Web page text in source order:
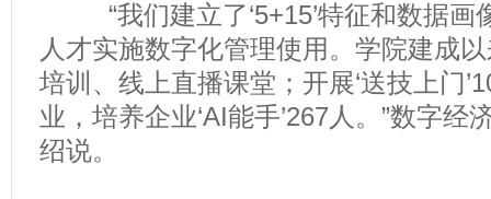
“我们建立了‘5+15’特征和数据画
人才实施数字化管理使用。学院建成
培训、线上直播课堂；开展‘送技上门
业，培养企业‘AI能手’267人。”数字经
绍说。